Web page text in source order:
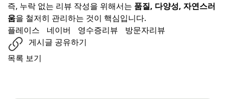
즉, 누락 없는 리뷰 작성을 위해서는 품질, 다양성, 자연스러
움을 철저히 관리하는 것이 핵심입니다.
플레이스
네이버 영수증리뷰
방문자리뷰
게시글 공유하기
목록 보기